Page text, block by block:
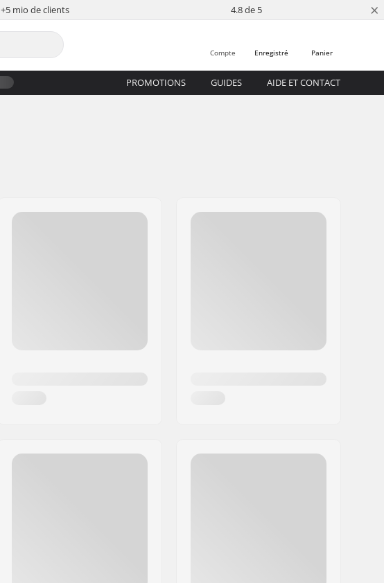
+5 mio de clients 4.8 de 5 ×
Panier
Enregistré
Compte
PROMOTIONS GUIDES AIDE ET CONTACT